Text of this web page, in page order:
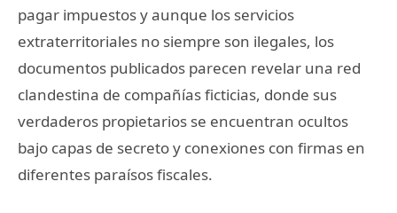
pagar impuestos y aunque los servicios
extraterritoriales no siempre son ilegales, los
documentos publicados parecen revelar una red
clandestina de compañías ficticias, donde sus
verdaderos propietarios se encuentran ocultos
bajo capas de secreto y conexiones con firmas en
diferentes paraísos fiscales.